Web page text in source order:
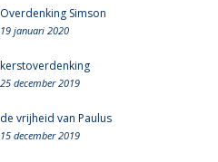
Overdenking Simson
19 januari 2020
kerstoverdenking
25 december 2019
de vrijheid van Paulus
15 december 2019